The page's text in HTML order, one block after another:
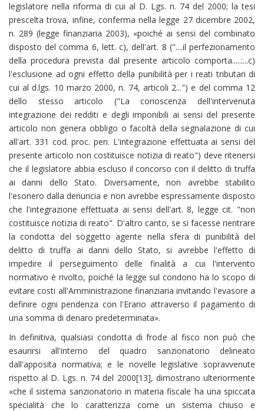
legislatore nella riforma di cui al D. Lgs. n. 74 del 2000; la tesi
prescelta trova, infine, conferma nella legge 27 dicembre 2002,
n. 289 (legge finanziaria 2003), «poiché ai sensi del combinato
disposto del comma 6, lett. c), dell'art. 8 ("....il perfezionamento
della procedura prevista dal presente articolo comporta.....:...c)
l'esclusione ad ogni effetto della punibilità per i reati tributari di
cui al d.lgs. 10 marzo 2000, n. 74, articoli 2...") e del comma 12
dello stesso articolo ("La conoscenza dell'intervenuta
integrazione dei redditi e degli imponibili ai sensi del presente
articolo non genera obbligo o facoltà della segnalazione di cui
all'art. 331 cod. proc. pen. L'integrazione effettuata ai sensi del
presente articolo non costituisce notizia di reato") deve ritenersi
che il legislatore abbia escluso il concorso con il delitto di truffa
ai danni dello Stato. Diversamente, non avrebbe stabilito
l'esonero dalla denuncia e non avrebbe espressamente disposto
che l'integrazione effettuata ai sensi dell'art. 8, legge cit. "non
costituisce notizia di reato". D'altro canto, se si facesse rientrare
la condotta del soggetto agente nella sfera di punibilità del
delitto di truffa ai danni dello Stato, si avrebbe l'effetto di
impedire il perseguimento delle finalità a cui l'intervento
normativo è rivolto, poiché la legge sul condono ha lo scopo di
evitare costi all'Amministrazione finanziaria invitando l'evasore a
definire ogni pendenza con l'Erario attraverso il pagamento di
una somma di denaro predeterminata».
In definitiva, qualsiasi condotta di frode al fisco non può che
esaurirsi all'interno del quadro sanzionatorio delineato
dall'apposita normativa; e le novelle legislative sopravvenute
rispetto al D. Lgs. n. 74 del 2000[13], dimostrano ulteriormente
«che il sistema sanzionatorio in materia fiscale ha una spiccata
specialità che lo caratterizza come un sistema chiuso e